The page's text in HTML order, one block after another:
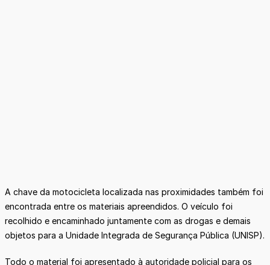
A chave da motocicleta localizada nas proximidades também foi
encontrada entre os materiais apreendidos. O veículo foi
recolhido e encaminhado juntamente com as drogas e demais
objetos para a Unidade Integrada de Segurança Pública (UNISP).
Todo o material foi apresentado à autoridade policial para os